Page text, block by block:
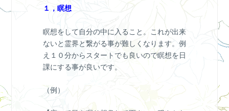
１，瞑想
瞑想をして自分の中に入ること。これが出来
ないと霊界と繋がる事が難しくなります。例
え１０分からスタートでも良いので瞑想を日
課にする事が良いです。
（例）